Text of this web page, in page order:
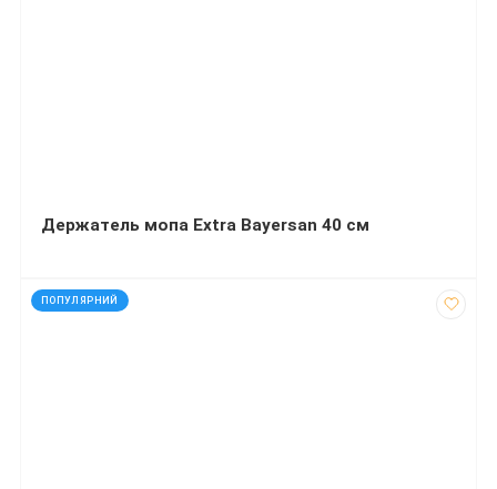
Держатель мопа Extra Bayersan 40 см
ПОПУЛЯРНИЙ
код: 32490